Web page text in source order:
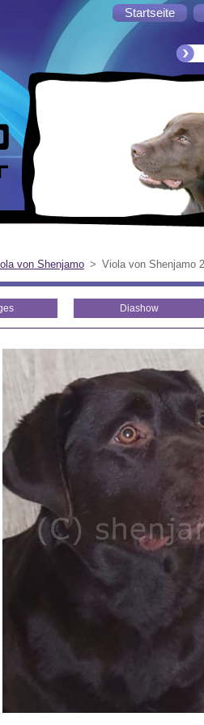
Startseite
von Shenjamo > Viola von Shenjamo
Diashow